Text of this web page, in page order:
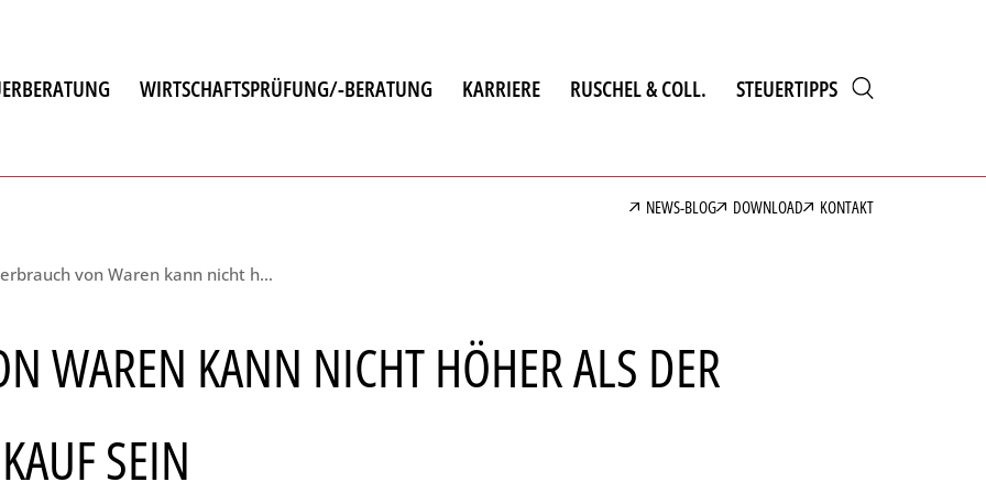
WIRTSCHAFTSPRÜFUNG/-BERATUNG KARRIERE RUSCHEL & COLL. STEUERTIPPS
NEWS-BLOG DOWNLOAD KONTAKT
Eigenverbrauch von Waren kann nicht höher als der entsprechende Einkauf sein
WAREN KANN NICHT HÖHER ALS DER
SEIN